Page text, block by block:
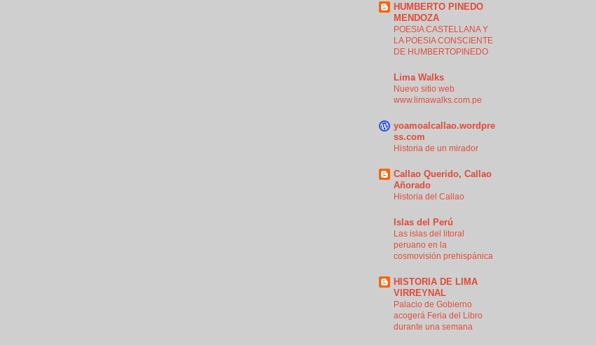
HUMBERTO PINEDO
MENDOZA
POESIA CASTELLANA Y
LA POESIA CONSCIENTE
DE HUMBERTOPINEDO
Lima Walks
Nuevo sitio web
www.limawalks.com.pe
yoamoalcallao.wordpre
ss.com
Historia de un mirador
Callao Querido, Callao
Añorado
Historia del Callao
Islas del Perú
Las islas del litoral
peruano en la
cosmovisión prehispánica
HISTORIA DE LIMA
VIRREYNAL
Palacio de Gobierno
acogerá Feria del Libro
durante una semana